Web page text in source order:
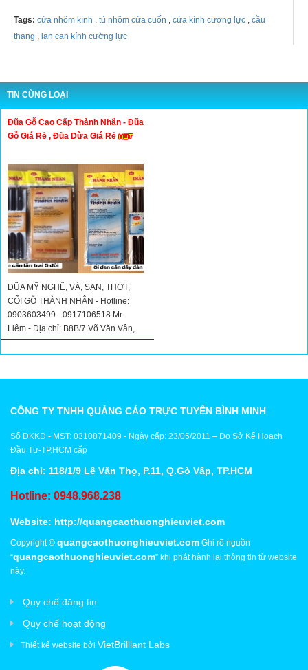
Tags: cửa nhôm kính tủ nhôm cửa cuốn cửa kính cường lực
cầu
thang
lan can kính cường lực
TIN CÙNG LOẠI
Đũa Gỗ Cao Cấp Thành Nhân - Đũa
Gỗ Giá Rẻ , Đũa Dừa Giá Rẻ
ĐŨA MỸ NGHỆ, VÁ, SẠN, THỚT,
CỐI GỖ THÀNH NHÂN - Hotline:
0903603499 - 0917106518 Mr.
Liêm - Địa chỉ: B8B/7 Võ Văn Vân,
Ấp 2A, Xã Vĩnh Lộc B, Bình Chánh,
TP.HCM
CÔNG TY TNHH QUẢNG CÁO TRỰC TUYẾN BÌNH MINH
Số ĐKKD - MST: 0310871409 - Ngày cấp: 23/05/2011 – Do Sở Kế Hoạch
Đầu Tư-TP.HCM cấp
Địa chỉ: 118/1/9 Lê Văn Thọ, P.11, Q.Gò Vấp, TP.HCM
Hotline: 0948.968.238
Website: http://quangcaothuonghieuviet.com
Copyright © quangcaothuonghieuviet.com Ghi rõ nguồn
“quangcaothuonghieuviet.com” khi phát hành lại thông tin từ website
này.
Quy chế đăng tin
Quy chế hoạt động
Thiết kế website bởi VietBrilliant Labs